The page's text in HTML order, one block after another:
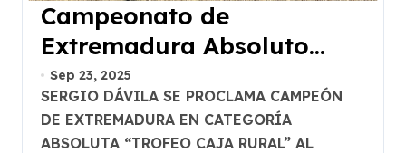
Campeonato de
Extremadura Absoluto
«Trofeo Caja Rural» 2025
Sep 23, 2025
SERGIO DÁVILA SE PROCLAMA CAMPEÓN
DE EXTREMADURA EN CATEGORÍA
ABSOLUTA “TROFEO CAJA RURAL” AL